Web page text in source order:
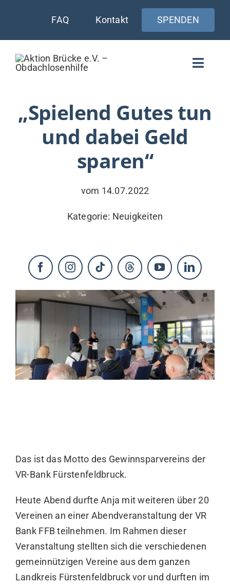
springen
FAQ Kontakt SPENDEN
Toggle
AKTUELLES
WER & WARUM
VERSORGUNG
„Spielend Gutes tun
und dabei Geld
sparen“
vom 14.07.2022
Kategorie: Neuigkeiten
Das ist das Motto des Gewinnsparvereins der
VR-Bank Fürstenfeldbruck.
Heute Abend durfte Anja mit weiteren über 20
Vereinen an einer Abendveranstaltung der VR
Bank FFB teilnehmen. Im Rahmen dieser
Veranstaltung stellten sich die verschiedenen
gemeinnützigen Vereine aus dem ganzen
Landkreis Fürstenfeldbruck vor und durften im